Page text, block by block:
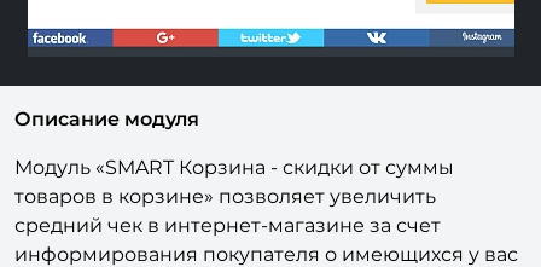
Описание модуля
Модуль «SMART Корзина - скидки от суммы
товаров в корзине» позволяет увеличить
средний чек в интернет-магазине за счет
информирования покупателя о имеющихся у вас